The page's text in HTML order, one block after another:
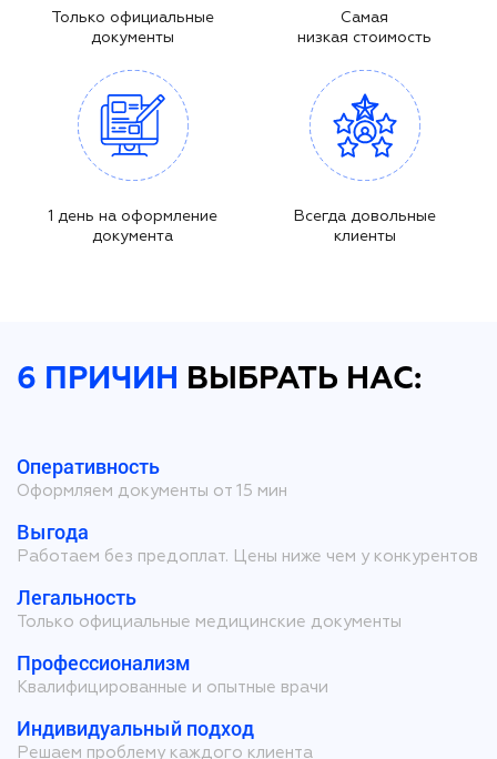
Только официальные
документы
Самая
низкая стоимость
1 день на оформление
документа
Всегда довольные
клиенты
6 ПРИЧИН ВЫБРАТЬ НАС:
Оперативность
Оформляем документы от 15 мин
Выгода
Работаем без предоплат. Цены ниже чем у конкурентов
Легальность
Только официальные медицинские документы
Профессионализм
Квалифицированные и опытные врачи
Индивидуальный подход
Решаем проблему каждого клиента